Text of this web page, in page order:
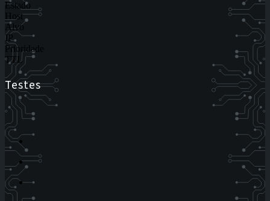
Estado
Host
Alvo
IP
Prioridade
TTL
Testes